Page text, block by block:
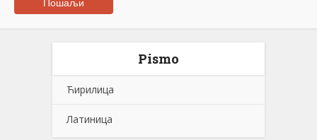
Pismo
Ћирилица
Латиница